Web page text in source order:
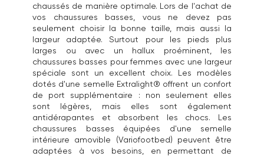
chaussés de manière optimale. Lors de l'achat de
vos chaussures basses, vous ne devez pas
seulement choisir la bonne taille, mais aussi la
largeur adaptée. Surtout pour les pieds plus
larges ou avec un hallux proéminent, les
chaussures basses pour femmes avec une largeur
spéciale sont un excellent choix. Les modèles
dotés d'une semelle Extralight® offrent un confort
de port supplémentaire : non seulement elles
sont légères, mais elles sont également
antidérapantes et absorbent les chocs. Les
chaussures basses équipées d'une semelle
intérieure amovible (Variofootbed) peuvent être
adaptées à vos besoins, en permettant de